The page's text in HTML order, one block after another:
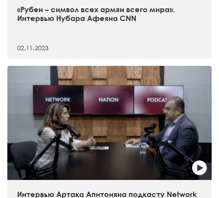
«Рубен – символ всех армян всего мира».
Интервью Нубара Афеяна CNN
02.11.2023
Интервью Артака Апитоняна подкасту Network